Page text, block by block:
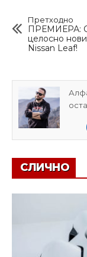
Претходно
ПРЕМИЕРА:
целосно
Nissan Leaf!
СЛИЧНО